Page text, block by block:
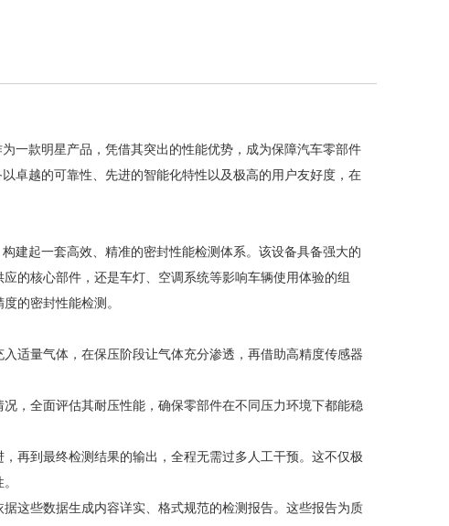
一款明星产品，凭借其突出的性能优势，成为保障汽车零部件
卓越的可靠性、先进的智能化特性以及极高的用户友好度，在
建起一套高效、精准的密封性能检测体系。该设备具备强大的
的核心部件，还是车灯、空调系统等影响车辆使用体验的组
的密封性能检测。
适量气体，在保压阶段让气体充分渗透，再借助高精度传感器
，全面评估其耐压性能，确保零部件在不同压力环境下都能稳
再到最终检测结果的输出，全程无需过多人工干预。这不仅极
这些数据生成内容详实、格式规范的检测报告。这些报告为质